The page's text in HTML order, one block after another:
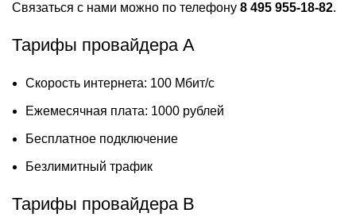
Связаться с нами можно по телефону 8 495 955-18-82.
Тарифы провайдера A
Скорость интернета: 100 Мбит/с
Ежемесячная плата: 1000 рублей
Бесплатное подключение
Безлимитный трафик
Тарифы провайдера B